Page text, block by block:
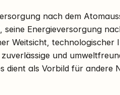
nach dem
seine Energieversorgung
Weitsicht,
und
dient als Vorbild für andere